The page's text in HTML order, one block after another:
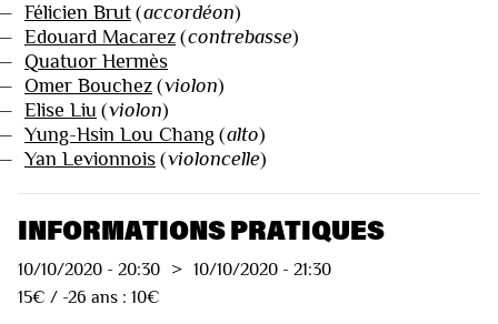
Félicien Brut (accordéon)
Edouard Macarez (contrebasse)
Quatuor Hermès
Omer Bouchez (violon)
Elise Liu (violon)
Yung-Hsin Lou Chang (alto)
Yan Levionnois (violoncelle)
INFORMATIONS PRATIQUES
10/10/2020 - 20:30 > 10/10/2020 - 21:30
15€ / -26 ans : 10€